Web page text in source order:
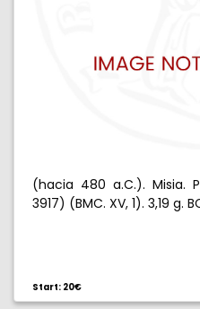
(hacia 480 a.C.). Misia.
3917) (BMC. XV, 1). 3,19 g.
Start: 20€